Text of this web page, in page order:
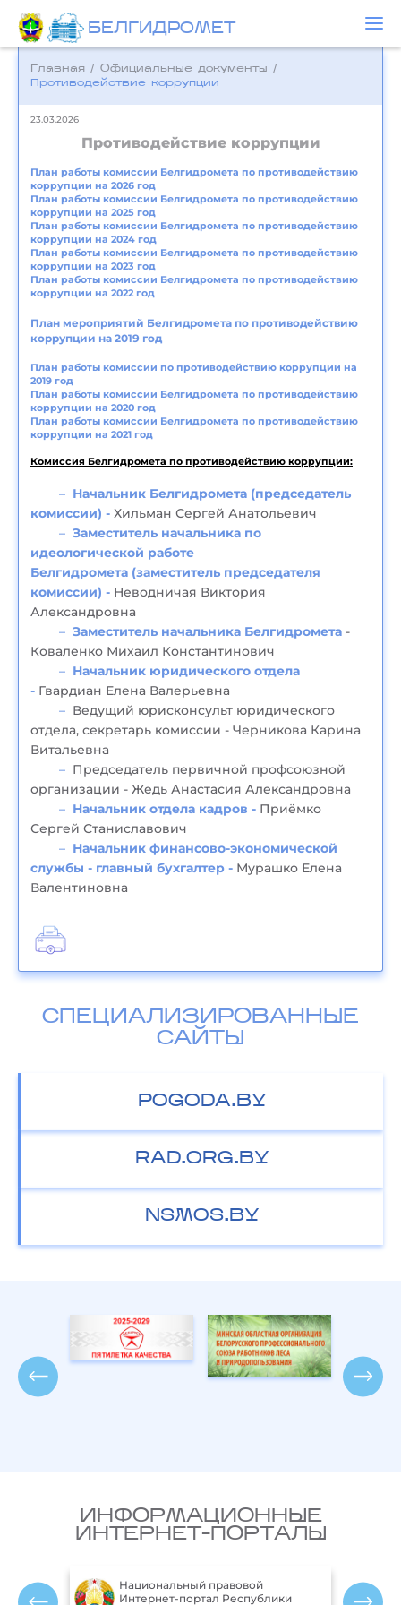
БЕЛГИДРОМЕТ
Главная / Официальные документы /
Противодействие коррупции
23.03.2026
Противодействие коррупции
План работы комиссии Белгидромета по противодействию
коррупции на 2026 год
План работы комиссии Белгидромета по противодействию
коррупции на 2025 год
План работы комиссии Белгидромета по противодействию
коррупции на 2024 год
План работы комиссии Белгидромета по противодействию
коррупции на 2023 год
План работы комиссии Белгидромета по противодействию
коррупции на 2022 год
План мероприятий Белгидромета по противодействию
коррупции на 2019 год
План работы комиссии по противодействию коррупции на
2019 год
План работы комиссии Белгидромета по противодействию
коррупции на 2020 год
План работы комиссии Белгидромета по противодействию
коррупции на 2021 год
Комиссия Белгидромета по противодействию коррупции:
Начальник Белгидромета (председатель
комиссии) - Хильман Сергей Анатольевич
Заместитель начальника по
идеологической работе
Белгидромета (заместитель председателя
комиссии) - Неводничая Виктория
Александровна
Заместитель начальника Белгидромета -
Коваленко Михаил Константинович
Начальник юридического отдела
- Гвардиан Елена Валерьевна
Ведущий юрисконсульт юридического
отдела, секретарь комиссии - Черникова Карина
Витальевна
Председатель первичной профсоюзной
организации - Жедь Анастасия Александровна
Начальник отдела кадров - Приёмко
Сергей Станиславович
Начальник финансово-экономической
службы - главный бухгалтер - Мурашко Елена
Валентиновна
СПЕЦИАЛИЗИРОВАННЫЕ
САЙТЫ
POGODA.BY
RAD.ORG.BY
NSMOS.BY
ИНФОРМАЦИОННЫЕ
ИНТЕРНЕТ-ПОРТАЛЫ
Национальный правовой
Интернет-портал Республики